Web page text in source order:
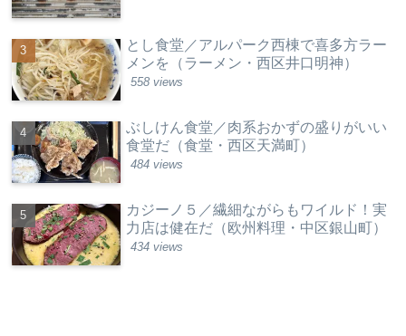
とし食堂／アルパーク西棟で喜多方ラー
メンを（ラーメン・西区井口明神）
558 views
ぶしけん食堂／肉系おかずの盛りがいい
食堂だ（食堂・西区天満町）
484 views
カジーノ５／繊細ながらもワイルド！実
力店は健在だ（欧州料理・中区銀山町）
434 views